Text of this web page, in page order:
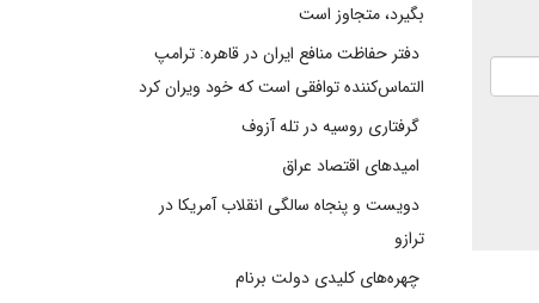
بگیرد، متجاوز است
دفتر حفاظت منافع ایران در قاهره: ترامپ
التماس‌کننده توافقی است که خود ویران کرد
گرفتاری روسیه در تله آزوف
امیدهای اقتصاد عراق
دویست و پنجاه سالگی انقلاب آمریکا در
ترازو
چهره‌های کلیدی دولت برنام